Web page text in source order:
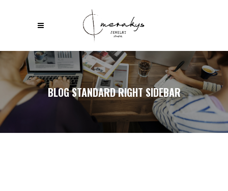
BLOG STANDARD RIGHT SIDEBAR